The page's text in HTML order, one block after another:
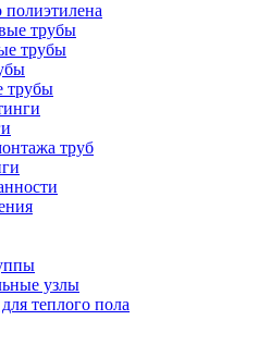
трубы
трубы
трубы
труб
узлы
теплого пола